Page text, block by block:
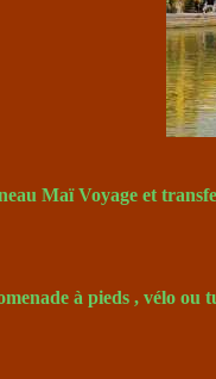
Maï Voyage et
à pieds , vélo ou